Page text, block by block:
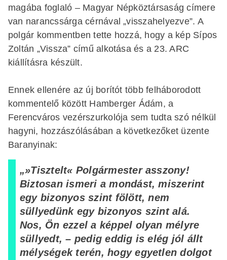
magába foglaló – Magyar Népköztársaság címere
van narancssárga cérnával „visszahelyezve”. A
polgár kommentben tette hozzá, hogy a kép Sípos
Zoltán „Vissza” című alkotása és a 23. ARC
kiállításra készült.
Ennek ellenére az új borítót több felháborodott
kommentelő között Hamberger Ádám, a
Ferencváros vezérszurkolója sem tudta szó nélkül
hagyni, hozzászólásában a következőket üzente
Baranyinak:
„»Tisztelt« Polgármester asszony!
Biztosan ismeri a mondást, miszerint
egy bizonyos szint fölött, nem
süllyedünk egy bizonyos szint alá.
Nos, Ön ezzel a képpel olyan mélyre
süllyedt, – pedig eddig is elég jól állt
mélységek terén, hogy egyetlen dolgot